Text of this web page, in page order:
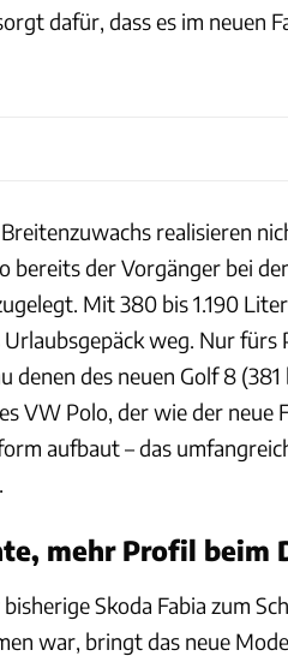
dafür, dass es im neuen
realisieren
bereits der Vorgänger bei
Mit 380 bis 1.190
Urlaubsgepäck weg. Nur
denen des neuen Golf 8
VW Polo, der wie der neue
aufbaut – das
mehr Profil beim
Skoda Fabia zum
war, bringt das neue